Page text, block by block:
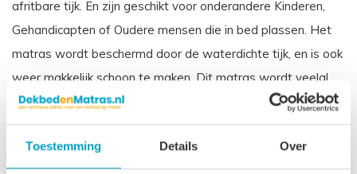
Toestemming Details Over
afritbare tijk. En zijn geschikt voor onderandere Kinderen,
Gehandicapten of Oudere mensen die in bed plassen. Het
matras wordt beschermd door de waterdichte tijk, en is ook
weer makkelijk schoon te maken. Dit matras wordt veelal
toegepast in zorginstellingen.
Vergelijkbare benamingen voor een koudschuim waterdichte
matras zijn: Incontinentie matras, Zorgmatras, Vloeistofdicht